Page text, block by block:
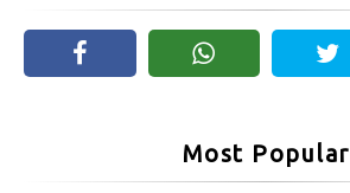
Most Popular